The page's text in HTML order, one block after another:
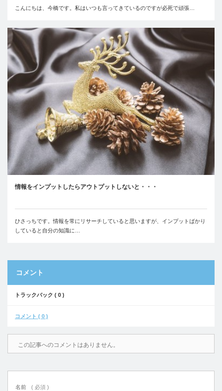
こんにちは、今橋です。私はいつも言ってきているのですが必死で頑張…
情報をインプットしたらアウトプットしないと・・・
ひさっちです。情報を常にリサーチしていると思いますが、インプットばかり
していると自分の知識に…
コメント
トラックバック ( 0 )
コメント ( 0 )
この記事へのコメントはありません。
名前 ( 必須 )